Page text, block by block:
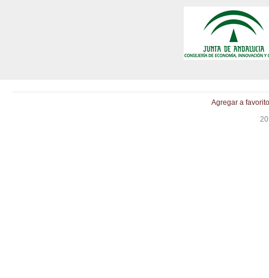
Agregar a